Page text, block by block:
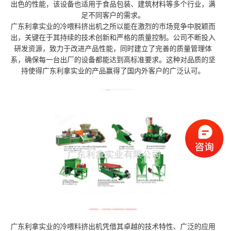
出色的性能，该设备也适用于食品包装、建筑材料等多个行业，满
足不同客户的需求。
广东利拿实业的冷喂料挤出机之所以能在激烈的市场竞争中脱颖而
出，关键在于其持续的技术创新和严格的质量控制。公司不断投入
研发资源，致力于改进产品性能，同时建立了完善的质量管理体
系，确保每一台出厂的设备都能达到高标准要求。这种对品质的坚
持使得广东利拿实业的产品赢得了国内外客户的广泛认可。
广东利拿实业的冷喂料挤出机凭借其卓越的技术特性、广泛的应用